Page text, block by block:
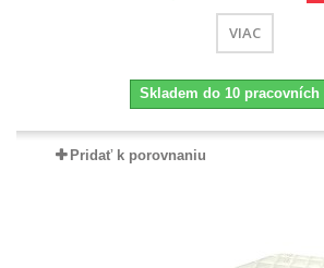
VIAC
Skladem do 10 pracovních
Pridať k porovnaniu